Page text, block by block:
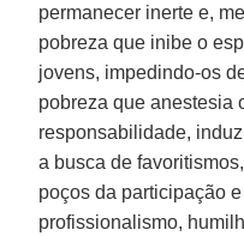
permanecer inerte e,
pobreza que inibe o
jovens, impedindo-os
pobreza que anestesia
responsabilidade,
a busca de
poços da participação
profissionalismo,